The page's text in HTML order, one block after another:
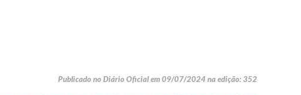
Publicado no Diário Oficial em 09/07/2024 na edição: 352